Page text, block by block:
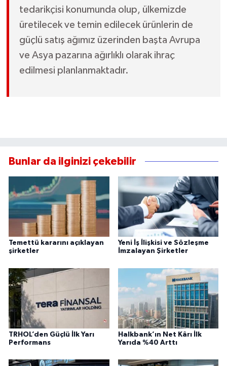
tedarikçisi konumunda olup, ülkemizde
üretilecek ve temin edilecek ürünlerin de
güçlü satış ağımız üzerinden başta Avrupa
ve Asya pazarına ağırlıklı olarak ihraç
edilmesi planlanmaktadır.
Bunlar da ilginizi çekebilir
Temettü kararını açıklayan
şirketler
Yeni İş İlişkisi ve Sözleşme
İmzalayan Şirketler
TRHOL’den Güçlü İlk Yarı
Performans
Halkbank’ın Net Kârı İlk
Yarıda %40 Arttı